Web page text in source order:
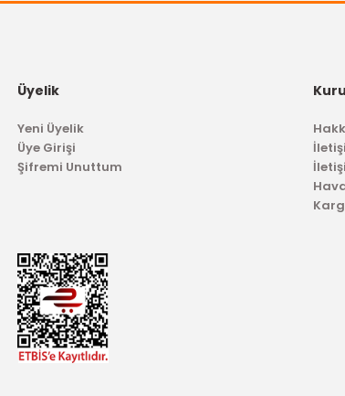
Üyelik
Yeni Üyelik
Üye Girişi
Şifremi Unuttum